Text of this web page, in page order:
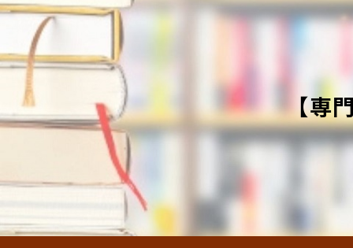
【専